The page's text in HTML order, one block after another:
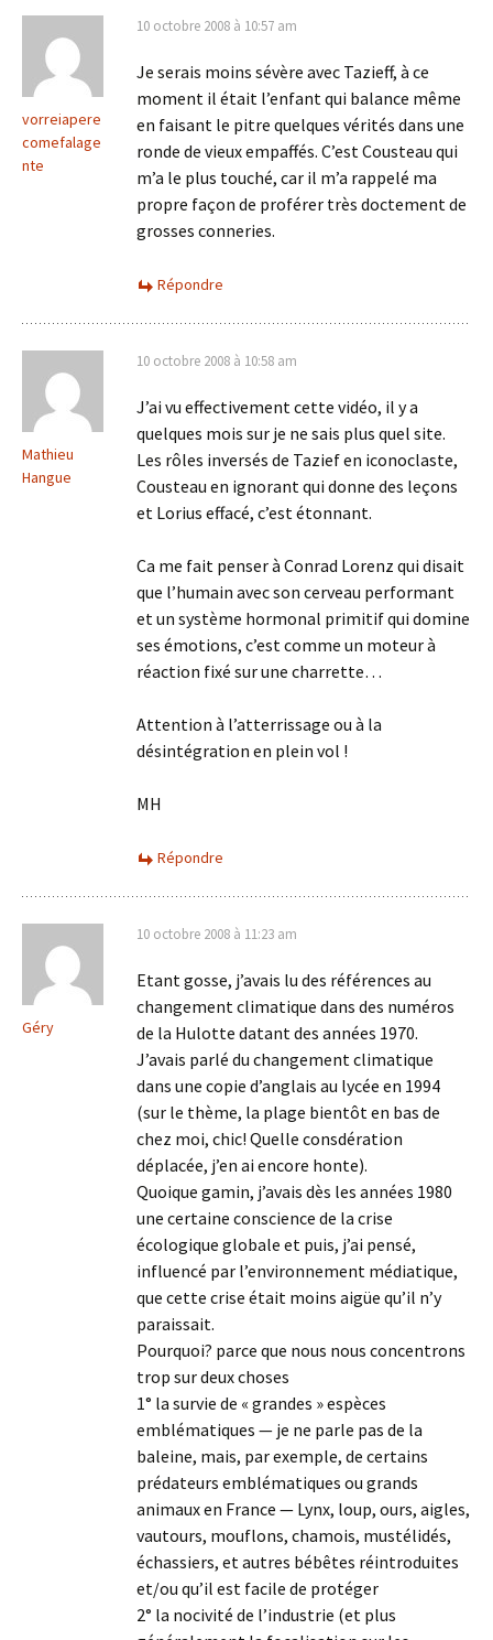
vorreiapere
comefalage
nte
10 octobre 2008 à 10:57 am
Je serais moins sévère avec Tazieff, à ce
moment il était l’enfant qui balance même
en faisant le pitre quelques vérités dans une
ronde de vieux empaffés. C’est Cousteau qui
m’a le plus touché, car il m’a rappelé ma
propre façon de proférer très doctement de
grosses conneries.
Répondre
Mathieu
Hangue
10 octobre 2008 à 10:58 am
J’ai vu effectivement cette vidéo, il y a
quelques mois sur je ne sais plus quel site.
Les rôles inversés de Tazief en iconoclaste,
Cousteau en ignorant qui donne des leçons
et Lorius effacé, c’est étonnant.
Ca me fait penser à Conrad Lorenz qui disait
que l’humain avec son cerveau performant
et un système hormonal primitif qui domine
ses émotions, c’est comme un moteur à
réaction fixé sur une charrette…
Attention à l’atterrissage ou à la
désintégration en plein vol !
MH
Répondre
Géry
10 octobre 2008 à 11:23 am
Etant gosse, j’avais lu des références au
changement climatique dans des numéros
de la Hulotte datant des années 1970.
J’avais parlé du changement climatique
dans une copie d’anglais au lycée en 1994
(sur le thème, la plage bientôt en bas de
chez moi, chic! Quelle consdération
déplacée, j’en ai encore honte).
Quoique gamin, j’avais dès les années 1980
une certaine conscience de la crise
écologique globale et puis, j’ai pensé,
influencé par l’environnement médiatique,
que cette crise était moins aigüe qu’il n’y
paraissait.
Pourquoi? parce que nous nous concentrons
trop sur deux choses
1° la survie de « grandes » espèces
emblématiques — je ne parle pas de la
baleine, mais, par exemple, de certains
prédateurs emblématiques ou grands
animaux en France — Lynx, loup, ours, aigles,
vautours, mouflons, chamois, mustélidés,
échassiers, et autres bébêtes réintroduites
et/ou qu’il est facile de protéger
2° la nocivité de l’industrie (et plus